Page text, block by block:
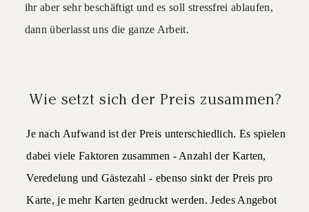
Wie setzt sich der Preis zusammen?
Je nach Aufwand ist der Preis unterschiedlich. Es spielen
dabei viele Faktoren zusammen - Anzahl der Karten,
Veredelung und Gästezahl - ebenso sinkt der Preis pro
Karte, je mehr Karten gedruckt werden. Jedes Angebot
ihr aber sehr beschäftigt und es soll stressfrei ablaufen,
dann überlasst uns die ganze Arbeit.